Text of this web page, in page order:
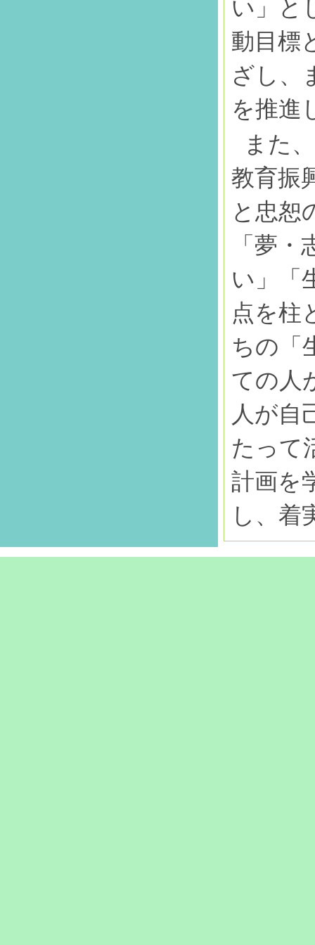
い」と
動目標
ざし、
を推進
また
教育振
と忠恕
「夢
い」「
点を柱
ちの「
ての人
人が自
たって
計画を
し、着